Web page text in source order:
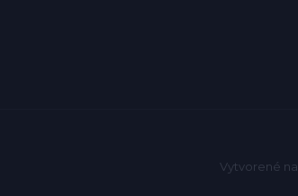
Vytvorené na